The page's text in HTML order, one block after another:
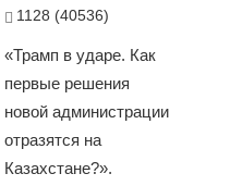
1128 (40536)
«Трамп в ударе. Как
первые решения
новой администрации
отразятся на
Казахстане?».